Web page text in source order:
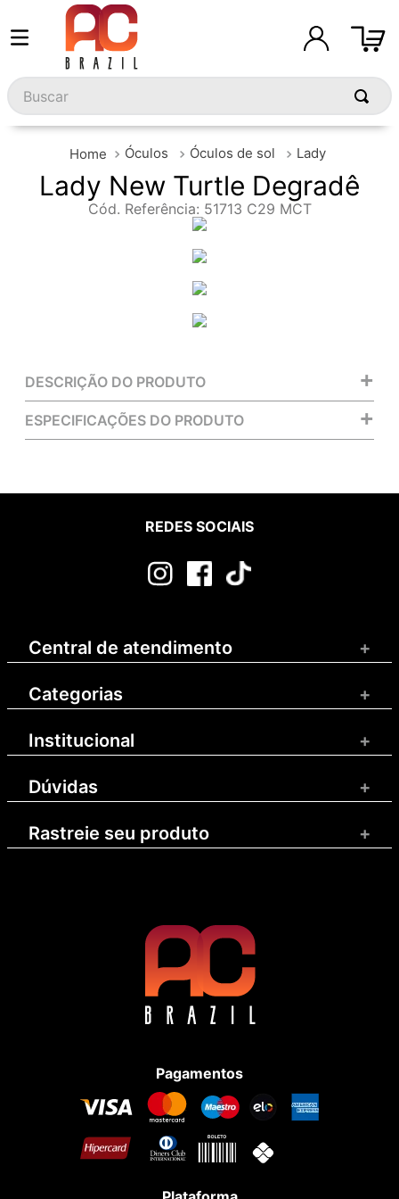
Buscar
Óculos Óculos de sol Lady
Lady New Turtle Degradê
Cód. Referência: 51713 C29 MCT
DESCRIÇÃO DO PRODUTO +
ESPECIFICAÇÕES DO PRODUTO +
REDES SOCIAIS
Central de atendimento +
Categorias +
Institucional +
Dúvidas +
Rastreie seu produto +
Pagamentos